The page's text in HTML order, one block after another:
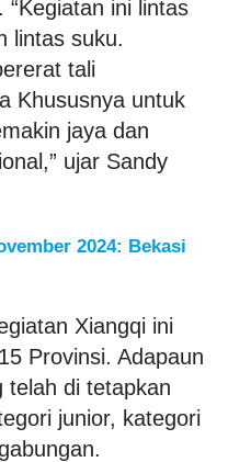
ini lintas
lintas suku.
tali
Khususnya untuk
jaya dan
ujar Sandy
2024: Bekasi
Xiangqi ini
Provinsi. Adapaun
telah di tetapkan
junior, kategori